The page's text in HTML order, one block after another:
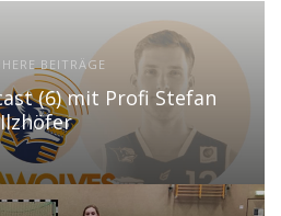
BEITRÄGE
(6) mit Profi Stefan
Ilzhöfer